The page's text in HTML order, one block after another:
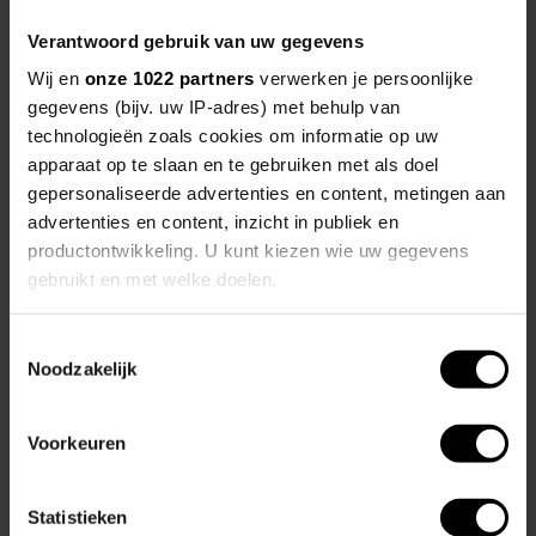
Verantwoord gebruik van uw gegevens
Wij en onze 1022 partners verwerken je persoonlijke
gegevens (bijv. uw IP-adres) met behulp van
technologieën zoals cookies om informatie op uw
apparaat op te slaan en te gebruiken met als doel
gepersonaliseerde advertenties en content, metingen aan
advertenties en content, inzicht in publiek en
productontwikkeling. U kunt kiezen wie uw gegevens
gebruikt en met welke doelen.
Informatie verzamelen over uw geografische locatie,
Uw apparaat identificeren door het actief te scannen
op specifieke eigenschappen (fingerprinting)
verwerkt en stel uw voorkeuren in het
detailgedeelte
in.
Noodzakelijk
Voorkeuren
Statistieken